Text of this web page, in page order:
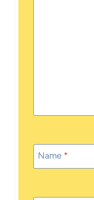
Name *